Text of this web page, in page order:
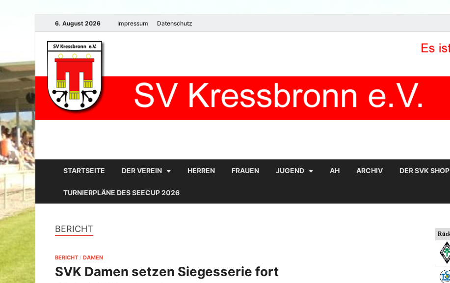
6. August 2026 Impressum Datenschutz
STARTSEITE DER VEREIN HERREN FRAUEN JUGEND AH ARCHIV DER SVK SHOP
TURNIERPLÄNE DES SEECUP 2026
BERICHT
BERICHT / DAMEN
SVK Damen setzen Siegesserie fort